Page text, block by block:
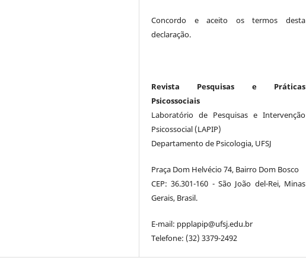
Concordo e aceito os termos desta
declaração.
Revista Pesquisas e Práticas
Psicossociais
Laboratório de Pesquisas e Intervenção
Psicossocial (LAPIP)
Departamento de Psicologia, UFSJ
Praça Dom Helvécio 74, Bairro Dom Bosco
CEP: 36.301-160 - São João del-Rei, Minas
Gerais, Brasil.
E-mail: ppplapip@ufsj.edu.br
Telefone: (32) 3379-2492